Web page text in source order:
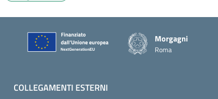
Piè di pagina
Morgagni
Roma
COLLEGAMENTI ESTERNI